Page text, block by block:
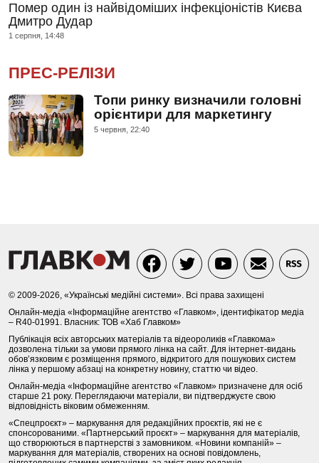
Помер один із найвідоміших інфекціоністів Києва
Дмитро Дудар
1 серпня, 14:48
ПРЕС-РЕЛІЗИ
Топи ринку визначили головні
орієнтири для маркетингу
5 червня, 22:40
© 2009-2026, «Українські медійні системи». Всі права захищені
Онлайн-медіа «Інформаційне агентство «Главком», ідентифікатор медіа
– R40-01991. Власник: ТОВ «Хаб Главком»
Публікація всіх авторських матеріалів та відеороликів «Главкома»
дозволена тільки за умови прямого лінка на сайт. Для інтернет-видань
обов’язковим є розміщення прямого, відкритого для пошукових систем
лінка у першому абзаці на конкретну новину, статтю чи відео.
Онлайн-медіа «Інформаційне агентство «Главком» призначене для осіб
старше 21 року. Переглядаючи матеріали, ви підтверджуєте свою
відповідність віковим обмеженням.
«Спецпроєкт» – маркування для редакційних проєктів, які не є
спонсорованими. «Партнерський проєкт» – маркування для матеріалів,
що створюються в партнерстві з замовником. «Новини компаній» –
маркування для матеріалів, створених на основі повідомлень,